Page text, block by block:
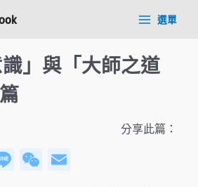
Main選單
識」與「大師之道
分享此篇：
Li
W